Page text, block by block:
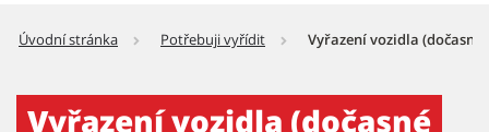
Úvodní stránka Potřebuji vyřídit Vyřazení vozidla
Vyřazení vozidla (dočasné